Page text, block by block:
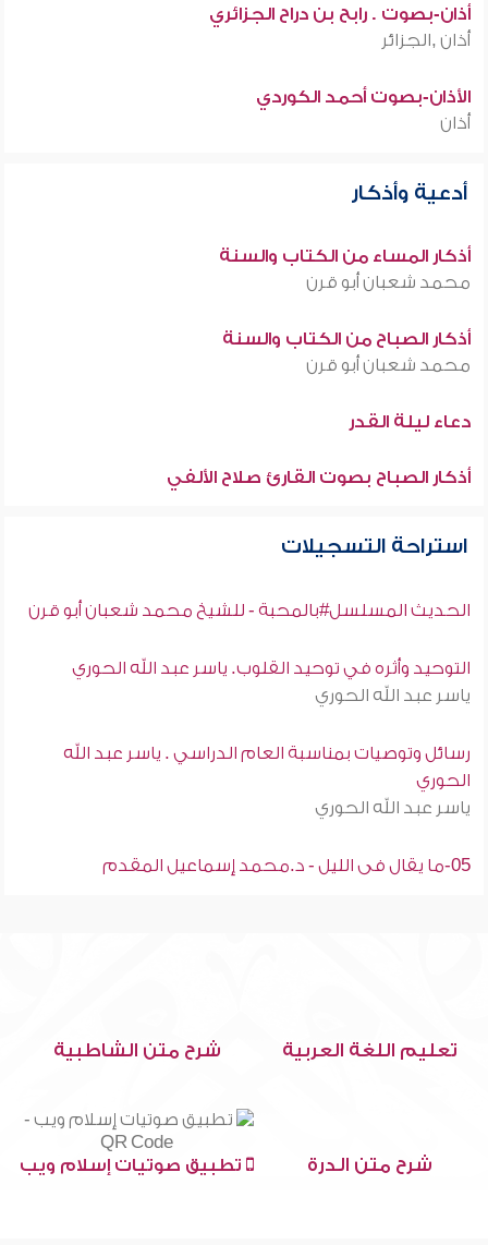
أذان-بصوت . رابح بن دراح الجزائري
أذان ,الجزائر
الأذان-بصوت أحمد الكوردي
أذان
أدعية وأذكار
أذكار المساء من الكتاب والسنة
محمد شعبان أبو قرن
أذكار الصباح من الكتاب والسنة
محمد شعبان أبو قرن
دعاء ليلة القدر
أذكار الصباح بصوت القارئ صلاح الألفي
استراحة التسجيلات
الحديث المسلسل#بالمحبة - للشيخ محمد شعبان أبو قرن
التوحيد وأثره في توحيد القلوب. ياسر عبد الله الحوري
ياسر عبد الله الحوري
رسائل وتوصيات بمناسبة العام الدراسي . ياسر عبد الله
الحوري
ياسر عبد الله الحوري
05-ما يقال فى الليل - د.محمد إسماعيل المقدم
تعليم اللغة العربية شرح متن الشاطبية
شرح متن الدرة تطبيق صوتيات إسلام ويب